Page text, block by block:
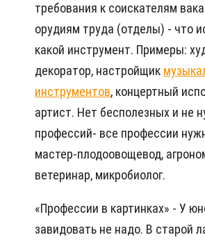
требования к соискателям
орудиям труда (отделы) - что
какой инструмент. Примеры:
декоратор, настройщик
инструментов, концертный
артист. Нет бесполезных и не
профессий- все профессии
мастер-плодоовощевод,
ветеринар, микробиолог.
«Профессии в картинках» - У
завидовать не надо. В старой